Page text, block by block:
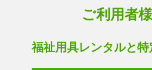
ご利用者
福祉用具レンタルと